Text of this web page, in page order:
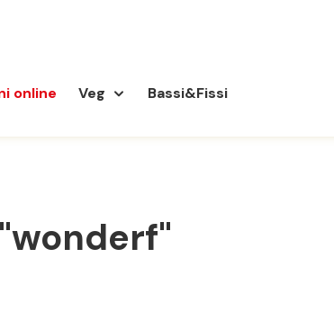
online Veg Bassi&Fissi
"wonderf"